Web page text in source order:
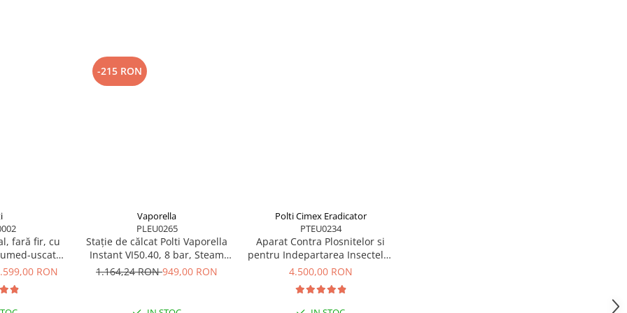
fară fir, cu
uscată,
kPa, 0.6 l, 71
RON
-215 RON
Vaporella
PLEU0265
Stație de călcat Polti Vaporella
Instant VI50.40, 8 bar, Steam
Pulse 600 g
1.164,24 RON949,00 RON
Polti Cimex Eradicator
PTEU0234
Aparat Contra Plosnitelor si
pentru Indepartarea Insectelor
si Gandacilor Polti Cimex
Alb
4.500,00 RON